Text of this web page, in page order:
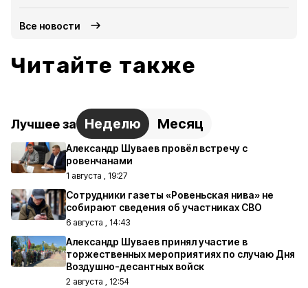
Все новости
Читайте также
Лучшее за Неделю Месяц
Александр Шуваев провёл встречу с
ровенчанами
1 августа , 19:27
Сотрудники газеты «Ровеньская нива» не
собирают сведения об участниках СВО
6 августа , 14:43
Александр Шуваев принял участие в
торжественных мероприятиях по случаю Дня
Воздушно-десантных войск
2 августа , 12:54